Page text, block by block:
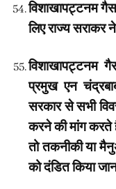
विशाखापट्टनम
लिए राज्य सराकर
विशाखापट्टनम
प्रमुख एन
सरकार से सभी
करने की मांग करते
तो तकनीकी या
को दंडित किया